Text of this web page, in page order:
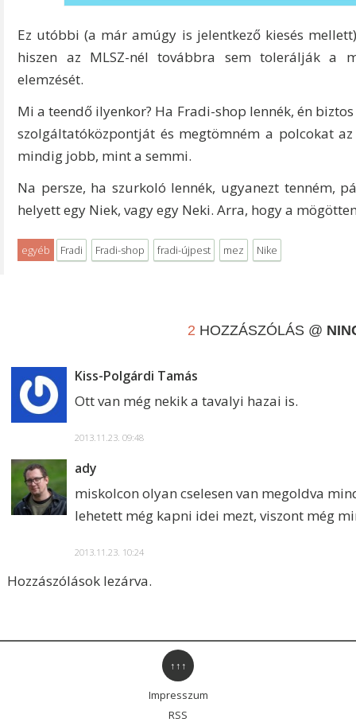
Ez utóbbi (a már amúgy is jelentkező kiesés
hiszen az MLSZ-nél továbbra sem tolerálják a
elemzését.
Mi a teendő ilyenkor? Ha Fradi-shop lennék, én
szolgáltatóközpontját és megtömném a polcokat
mindig jobb, mint a semmi.
Na persze, ha szurkoló lennék, ugyanezt tenném,
helyett egy Niek, vagy egy Neki. Arra, hogy a
egyéb Fradi Fradi-shop fradi-újpest mez Nike
2 HOZZÁSZÓLÁS @
Kiss-Polgárdi Tamás
Ott van még nekik a tavalyi hazai is.
2013.11.23. 09:48
ady
miskolcon olyan cselesen van megoldva
lehetett még kapni idei mezt, viszont még
2013.11.23. 10:24
Hozzászólások lezárva.
↑↑↑
Impresszum
RSS